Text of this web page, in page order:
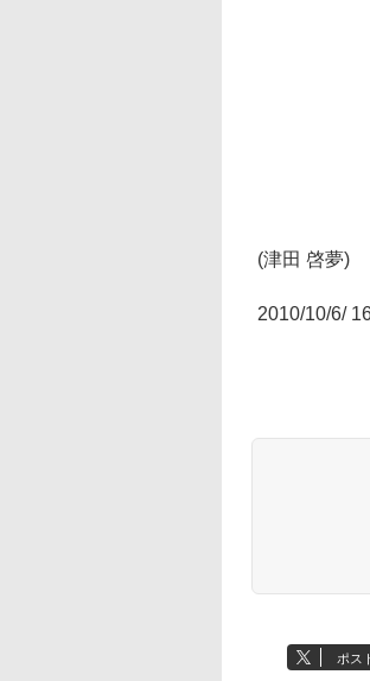
(津田 啓夢)
2010/10/6/
ポス